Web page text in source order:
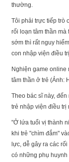
thường.
Tôi phải trực tiếp trò
rối loạn tâm thần
sớm thì rất nguy
con nhập viện điều
Nghiện game online
tâm thần ở trẻ (Ảnh:
Theo bác sĩ này,
trẻ nhập viện điều trị
"Ở lứa tuổi vị thành
khi trẻ "chìm đắm"
lực, dễ gây ra các
có những phụ huynh